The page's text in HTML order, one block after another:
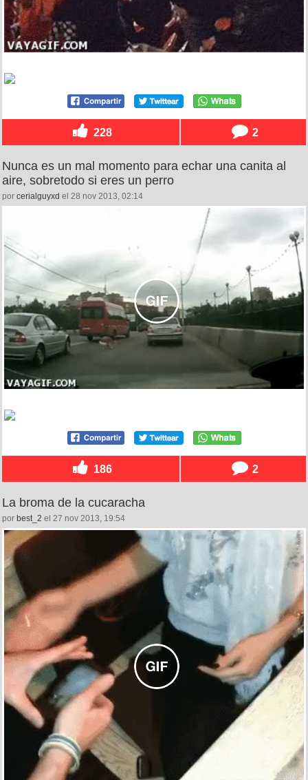
228 2
Nunca es un mal momento para echar una canita al
aire, sobretodo si eres un perro
por cerialguyxd el 28 nov 2013, 02:14
186 2
La broma de la cucaracha
por best_2 el 27 nov 2013, 19:54